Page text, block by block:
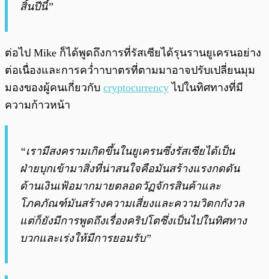
สิ้นปีนี้”
ต่อไป Mike ก็ได้พูดถึงการที่รัสเซียได้รุนรานยูเครนอย่าง
ต่อเนื่องและการคว่ำาบาตรที่ตามมาอาจปรับเปลี่ยนมุม
มองของผู้คนเกี่ยวกับ cryptocurrency ไปในทิศทางที่มี
ความก้าวหน้า
“เรามีสงครามเกิดขึ้นในยูเครนซึ่งรัสเซียได้เป็น
ฝ่ายบุกเข้ามาสิ่งที่น่าสนใจคือมันสร้างแรงกดดัน
ด้านเงินเฟ้อมากมายตลอดวัฏจักรสินค้าและ
โภคภัณฑ์มันสร้างความเสี่ยงและความวิตกกังวล
แต่ก็ยังมีการพูดถึงเรื่องคริปโตซึ่งเป็นไปในทิศทาง
บวกและเร่งให้มีการยอมรับ”